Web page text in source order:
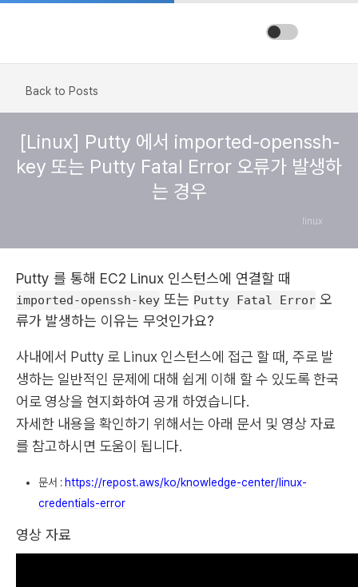
Back to Posts
[Linux] Putty 에서 imported-openssh-
key 또는 Putty Fatal Error 오류가 발생하
는 경우
linux
Putty 를 통해 EC2 Linux 인스턴스에 연결할 때
imported-openssh-key 또는 Putty Fatal Error 오
류가 발생하는 이유는 무엇인가요?
사내에서 Putty 로 Linux 인스턴스에 접근 할 때, 주로 발
생하는 일반적인 문제에 대해 쉽게 이해 할 수 있도록 한국
어로 영상을 현지화하여 공개 하였습니다.
자세한 내용을 확인하기 위해서는 아래 문서 및 영상 자료
를 참고하시면 도움이 됩니다.
문서 : https://repost.aws/ko/knowledge-center/linux-
credentials-error
영상 자료